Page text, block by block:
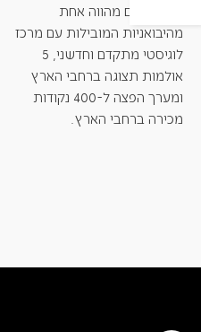
קטנה וכיום מהווה אחת
מהיבואניות המובילות עם מרכז
לוגיסטי מתקדם וחדשני, 5
אולמות תצוגה ברחבי הארץ
ומערך הפצה ל-400 נקודות
מכירה ברחבי הארץ.